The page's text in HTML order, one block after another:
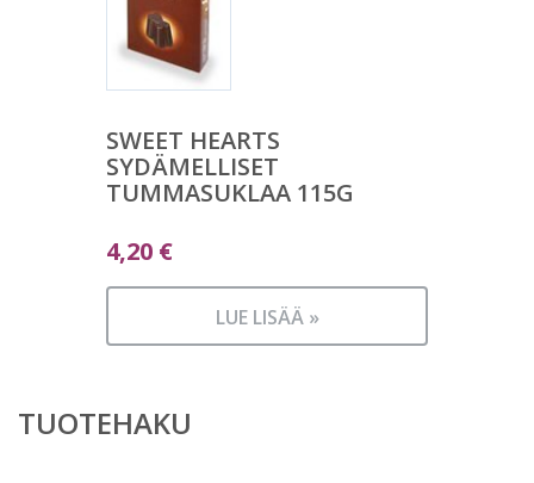
SWEET HEARTS
SYDÄMELLISET
TUMMASUKLAA 115G
4,20 €
LUE LISÄÄ »
TUOTEHAKU